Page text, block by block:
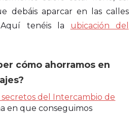
debáis aparcar en las calles
tenéis la ubicación del
cómo ahorramos en
secretos del Intercambio de
en que conseguimos